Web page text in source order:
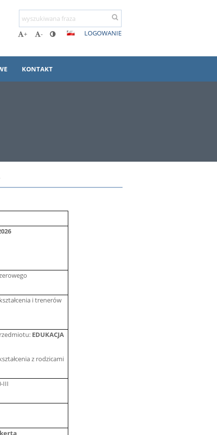
+ - LOGOWANIE
KONTAKT
i trenerów
EDUKACJA
z rodzicami
III